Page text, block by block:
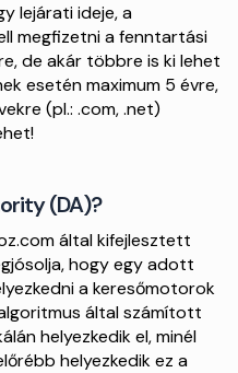
lejárati ideje, a
megfizetni a fenntartási
de akár többre is ki lehet
esetén maximum 5 évre,
(pl.: .com, .net)
(DA)?
által kifejlesztett
hogy egy adott
a keresőmotorok
által számított
helyezkedik el, minél
helyezkedik ez a